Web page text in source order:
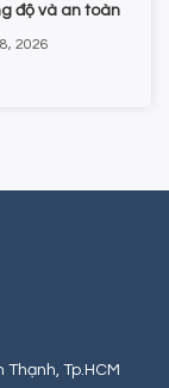
độ và an toàn
2026
Tp.HCM